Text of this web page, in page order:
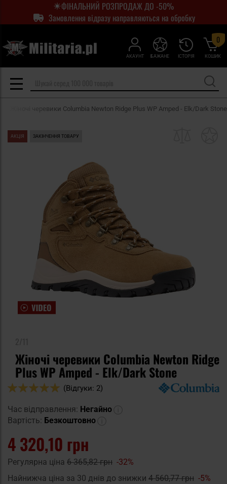
ФІНАЛЬНИЙ РОЗПРОДАЖ ДО -50%
Замовлення відразу направляються на обробку
АКАУНТ ІСТОРІЯ
БАЖАНЕ КОШИК
0
Жіночі черевики Columbia Newton Ridge Plus WP Amped - Elk/Dark Stone
АКЦІЯ ЗАКІНЧЕННЯ ТОВАРУ
Жіночі черевики Columbia Newton Ridge
Plus WP Amped - Elk/Dark Stone
Оцінка:
(Відгуки: 2)
Час відправлення: Негайно
Вартість: Безкоштовно
4 320,10 грн
Регулярна ціна 6 365,82 грн -32%
Найнижча ціна за 30 днів до знижки 4 560,77 грн -5%